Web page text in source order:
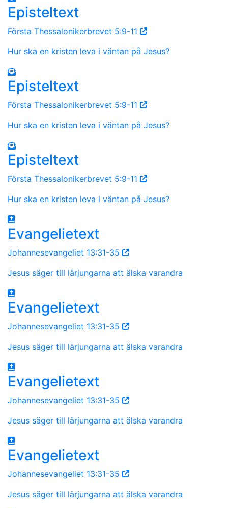
Episteltext
Första Thessalonikerbrevet 5:9-11
Hur ska en kristen leva i väntan på Jesus?
Episteltext
Första Thessalonikerbrevet 5:9-11
Hur ska en kristen leva i väntan på Jesus?
Episteltext
Första Thessalonikerbrevet 5:9-11
Hur ska en kristen leva i väntan på Jesus?
Evangelietext
Johannesevangeliet 13:31-35
Jesus säger till lärjungarna att älska varandra
Evangelietext
Johannesevangeliet 13:31-35
Jesus säger till lärjungarna att älska varandra
Evangelietext
Johannesevangeliet 13:31-35
Jesus säger till lärjungarna att älska varandra
Evangelietext
Johannesevangeliet 13:31-35
Jesus säger till lärjungarna att älska varandra